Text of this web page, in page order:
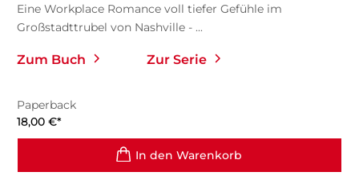
Eine Workplace Romance voll tiefer Gefühle im
Großstadttrubel von Nashville - ...
Zum Buch Zur Serie
Paperback
18,00 €*
In den Warenkorb